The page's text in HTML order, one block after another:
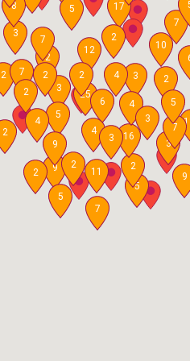
11
5
25
9
12
6
5
3
5
4
3
10
3
17
2
2
9
5
4
9
7
7
2
2
2
4
2
7
16
3
4
2
7
7
3
5
8
2
2
3
2
2